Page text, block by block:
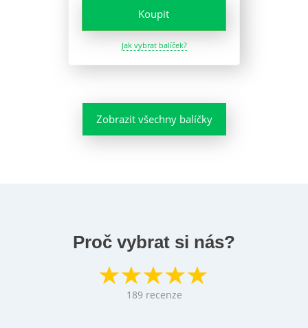
Koupit
Jak vybrat balíček?
Zobrazit všechny balíčky
Proč vybrat si nás?
189 recenze